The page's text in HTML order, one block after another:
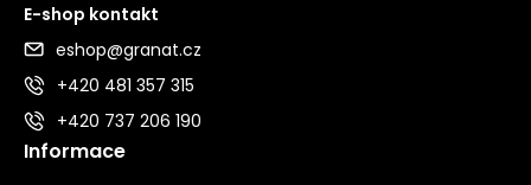
E-shop kontakt
eshop@granat.cz
+420 481 357 315
+420 737 206 190
Informace